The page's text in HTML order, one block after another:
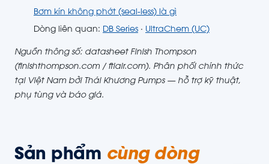
Bơm kín không phớt (seal-less) là gì
Dòng liên quan: DB Series · UltraChem (UC)
Nguồn thông số: datasheet Finish Thompson
(finishthompson.com / ftiair.com). Phân phối chính thức
tại Việt Nam bởi Thái Khương Pumps — hỗ trợ kỹ thuật,
phụ tùng và báo giá.
Sản phẩm cùng dòng